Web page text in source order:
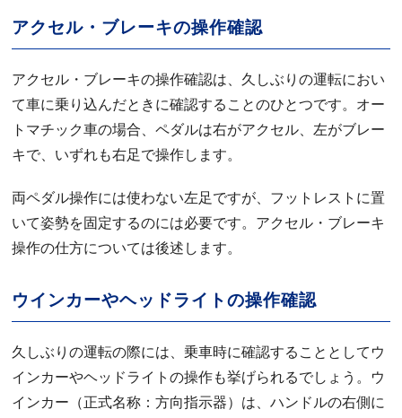
アクセル・ブレーキの操作確認
アクセル・ブレーキの操作確認は、久しぶりの運転におい
て車に乗り込んだときに確認することのひとつです。オー
トマチック車の場合、ペダルは右がアクセル、左がブレー
キで、いずれも右足で操作します。
両ペダル操作には使わない左足ですが、フットレストに置
いて姿勢を固定するのには必要です。アクセル・ブレーキ
操作の仕方については後述します。
ウインカーやヘッドライトの操作確認
久しぶりの運転の際には、乗車時に確認することとしてウ
インカーやヘッドライトの操作も挙げられるでしょう。ウ
インカー（正式名称：方向指示器）は、ハンドルの右側に